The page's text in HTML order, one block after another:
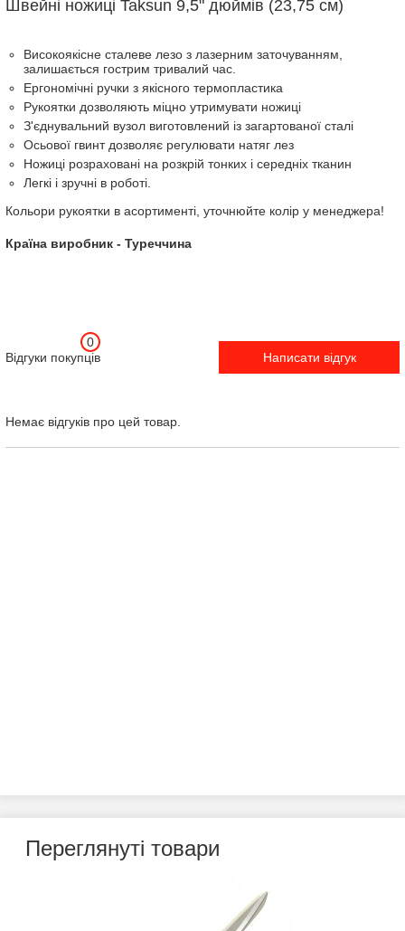
Швейні ножиці Taksun 9,5" дюймів (23,75 см)
Високоякісне сталеве лезо з лазерним заточуванням,
залишається гострим тривалий час.
Ергономічні ручки з якісного термопластика
Рукоятки дозволяють міцно утримувати ножиці
З'єднувальний вузол виготовлений із загартованої сталі
Осьової гвинт дозволяє регулювати натяг лез
Ножиці розраховані на розкрій тонких і середніх тканин
Легкі і зручні в роботі.
Кольори рукоятки в асортименті, уточнюйте колір у менеджера!
Країна виробник - Туреччина
Відгуки покупців
0
Написати відгук
Немає відгуків про цей товар.
Переглянуті товари